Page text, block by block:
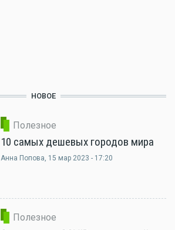
НОВОЕ
Полезное
10 самых дешевых городов мира
Анна Попова, 15 мар 2023 - 17:20
Полезное